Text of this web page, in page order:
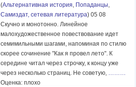
(Альтернативная история, Попаданцы,
Самиздат, сетевая литература) 05 08
Скучно и монотонно. Линейное
малохудожественное повествование идет
семимильными шагами, напоминая по стилю
скорее сочинение "Как я провел лето". К
середине читал через строчку, к концу уже
через несколько страниц. Не советую, ………
Оценка: плохо